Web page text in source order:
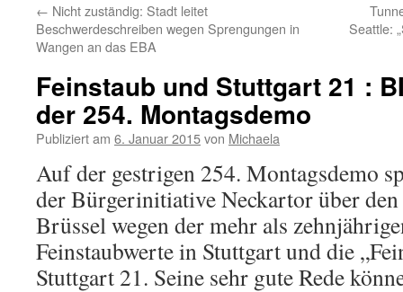
← Nicht zuständig: Stadt leitet
Beschwerdeschreiben wegen Sprengungen in
Wangen an das EBA
Seattle:
Feinstaub und Stuttgart 21 :
der 254. Montagsdemo
Publiziert am 6. Januar 2015von Michaela
Auf der gestrigen 254. Montagsdemo
der Bürgerinitiative Neckartor über
Brüssel wegen der mehr als
Feinstaubwerte in Stuttgart und die
Stuttgart 21. Seine sehr gute Rede